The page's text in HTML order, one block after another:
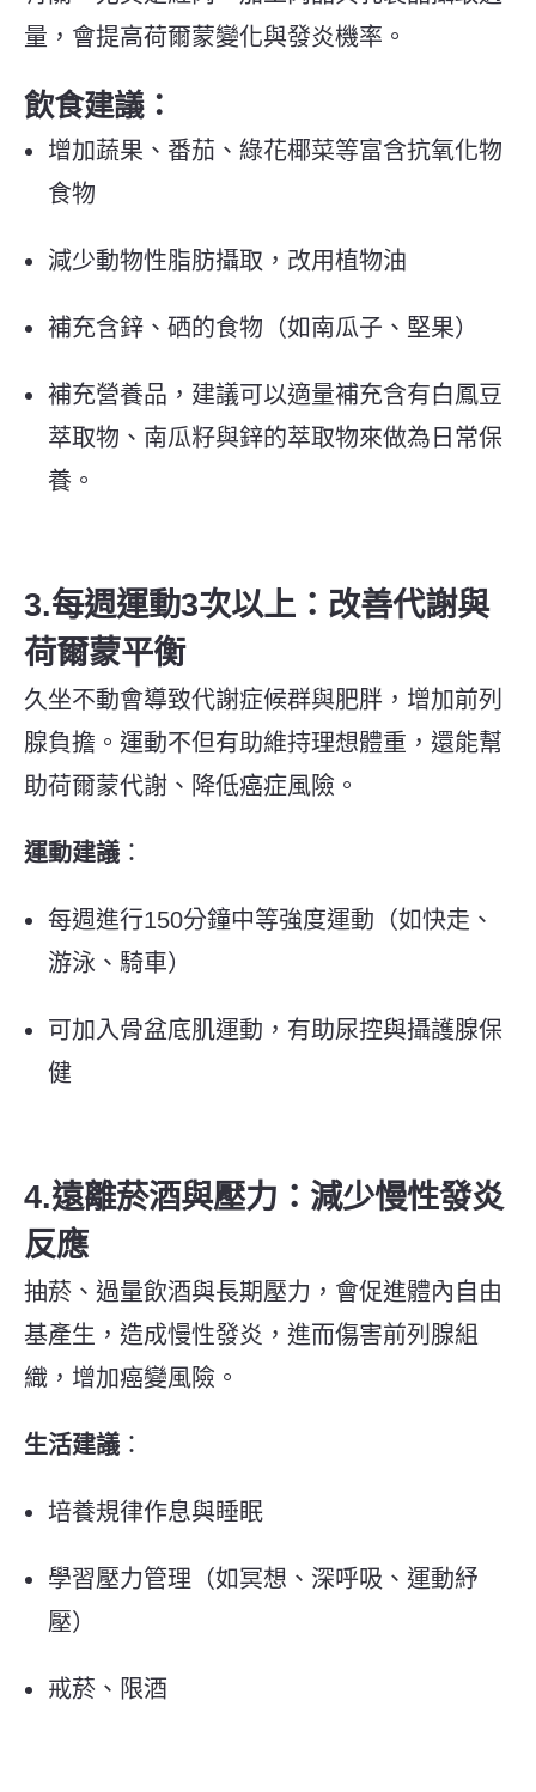
量，會提高荷爾蒙變化與發炎機率。
飲食建議：
增加蔬果、番茄、綠花椰菜等富含抗氧化物
食物
減少動物性脂肪攝取，改用植物油
補充含鋅、硒的食物（如南瓜子、堅果）
補充營養品，建議可以適量補充含有白鳳豆
萃取物、南瓜籽與鋅的萃取物來做為日常保
養。
3.每週運動3次以上：改善代謝與
荷爾蒙平衡
久坐不動會導致代謝症候群與肥胖，增加前列
腺負擔。運動不但有助維持理想體重，還能幫
助荷爾蒙代謝、降低癌症風險。
運動建議 ：
每週進行150分鐘中等強度運動（如快走、
游泳、騎車）
可加入骨盆底肌運動，有助尿控與攝護腺保
健
4.遠離菸酒與壓力：減少慢性發炎
反應
抽菸、過量飲酒與長期壓力，會促進體內自由
基產生，造成慢性發炎，進而傷害前列腺組
織，增加癌變風險。
生活建議 ：
培養規律作息與睡眠
學習壓力管理（如冥想、深呼吸、運動紓
壓）
戒菸、限酒